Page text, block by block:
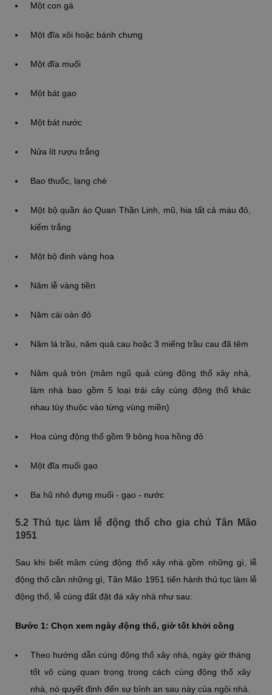
Một con gà
Một đĩa xôi hoặc bánh chưng
Một đĩa muối
Một bát gạo
Một bát nước
Nửa lít rượu trắng
Bao thuốc, lạng chè
Một bộ quần áo Quan Thần Linh, mũ, hia tất cả màu đỏ,
kiếm trắng
Một bộ đinh vàng hoa
Năm lễ vàng tiền
Năm cái oản đỏ
Năm lá trầu, năm quả cau hoặc 3 miếng trầu cau đã têm
Năm quả tròn (mâm ngũ quả cúng động thổ xây nhà,
làm nhà bao gồm 5 loại trái cây cúng động thổ khác
nhau tùy thuộc vào từng vùng miền)
Hoa cúng động thổ gồm 9 bông hoa hồng đỏ
Một đĩa muối gạo
Ba hũ nhỏ đựng muối - gạo - nước
5.2 Thủ tục làm lễ động thổ cho gia chủ Tân Mão
1951
Sau khi biết mâm cúng động thổ xây nhà gồm những gì, lễ
động thổ cần những gì, Tân Mão 1951 tiến hành thủ tục làm lễ
động thổ, lễ cúng đất đặt đá xây nhà như sau:
Bước 1: Chọn xem ngày động thổ, giờ tốt khởi công
Theo hướng dẫn cúng động thổ xây nhà, ngày giờ tháng
tốt vô cùng quan trọng trong cách cúng động thổ xây
nhà, nó quyết định đến sự bình an sau này của ngôi nhà.